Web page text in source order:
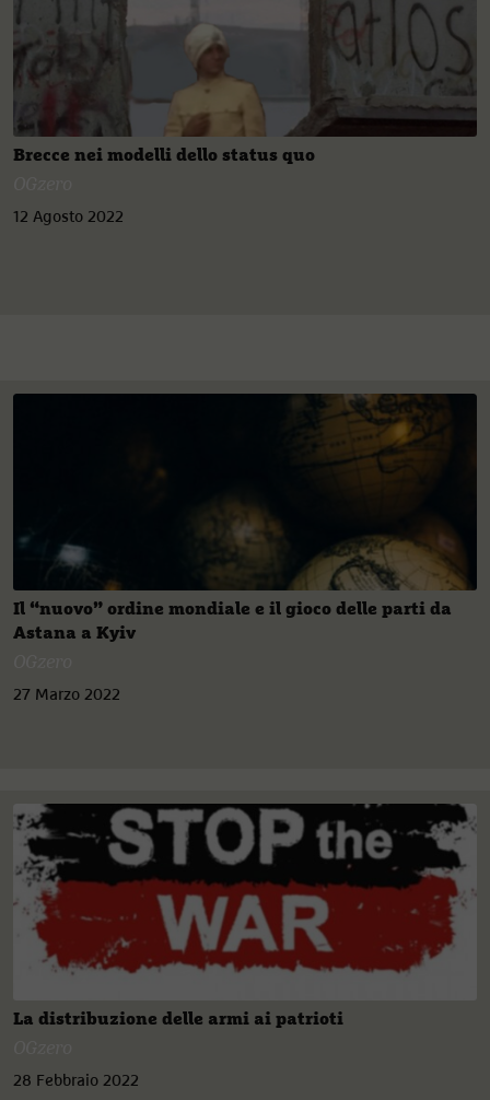
Brecce nei modelli dello status quo
12 Agosto 2022
Il “nuovo” ordine mondiale e il gioco delle parti da
Astana a Kyiv
27 Marzo 2022
La distribuzione delle armi ai patrioti
28 Febbraio 2022